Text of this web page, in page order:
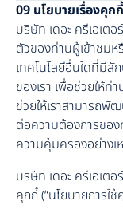
09 นโยบายเรื่องคุ
บริษัท เดอะ ครีเอเต
ตัวของท่านผู้เข้าชมห
เทคโนโลยีอื่นใดที่มีลั
ของเรา เพื่อช่วยให้ท่
ช่วยให้เราสามารถ
ต่อความต้องการขอ
ความคุ้มครองอย่างเ
บริษัท เดอะ ครีเอเต
คุกกี้ (“นโยบายการใ